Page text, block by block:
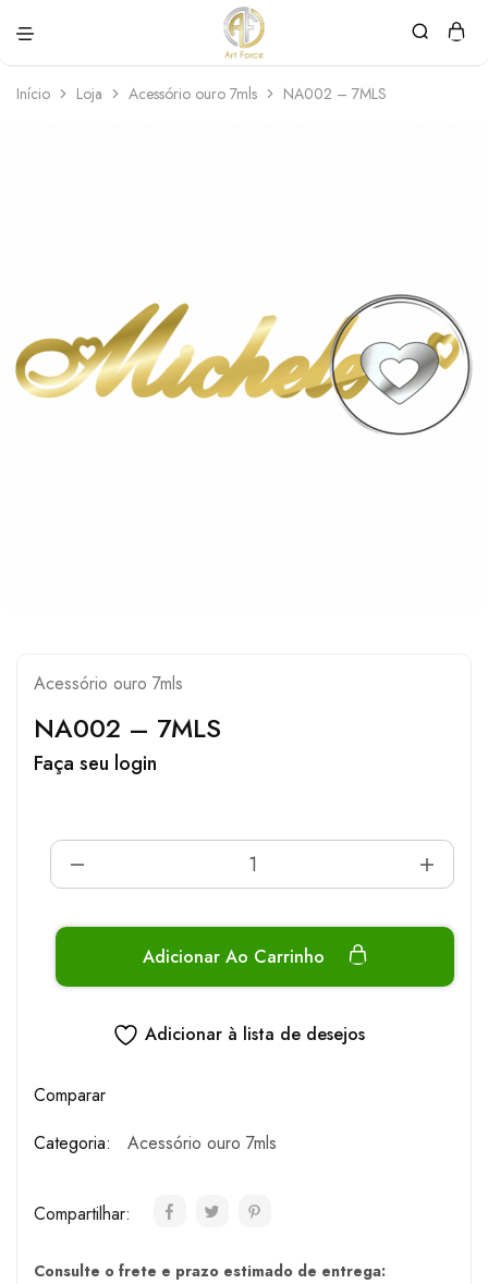
Force
personalizadas
Início Loja Acessório ouro 7mls NA002 – 7MLS
Acessório ouro 7mls
NA002 – 7MLS
Faça seu login
Adicionar Ao Carrinho
Adicionar à lista de desejos
Comparar
Categoria:
Acessório ouro 7mls
Compartilhar:
Consulte o frete e prazo estimado de entrega: